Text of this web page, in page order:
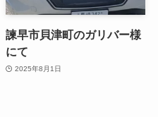
諫早市貝津町のガリバー様
にて
2025年8月1日